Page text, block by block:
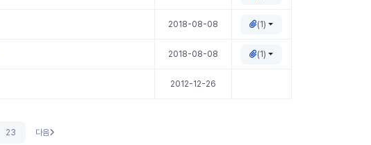
2018-08-08 (1)
2018-08-08 (1)
2012-12-26
23 다음
다음